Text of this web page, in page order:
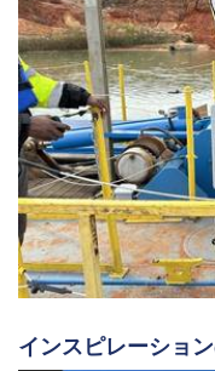
インスピレーショ